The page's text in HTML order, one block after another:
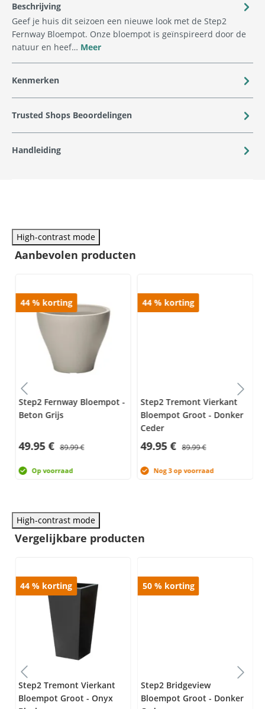
Beschrijving
Geef je huis dit seizoen een nieuwe look met de Step2
Fernway Bloempot. Onze bloempot is geïnspireerd door de
natuur en heef… Meer
Kenmerken
Trusted Shops Beoordelingen
Handleiding
High-contrast mode
Aanbevolen producten
44% korting
Step2 Fernway Bloempot -
Beton Grijs
49.95 € 89.99 €
Op voorraad
44% korting
Step2 Tremont Vierkant
Bloempot Groot - Donker
Ceder
49.95 € 89.99 €
Nog 3 op voorraad
High-contrast mode
Vergelijkbare producten
44 % korting
Step2 Tremont Vierkant
Bloempot Groot - Onyx
50 % korting
Step2 Bridgeview
Bloempot Groot - Donker